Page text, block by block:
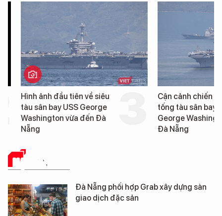
Hình ảnh đầu tiên về siêu
tàu sân bay USS George
Washington vừa đến Đà
Nẵng
Cận cảnh chiến hạm
tống tàu sân bay USS
George Washington
Đà Nẵng
HẠ TẦNG SỐ
Đà Nẵng phối hợp Grab xây dựng sàn
giao dịch đặc sản